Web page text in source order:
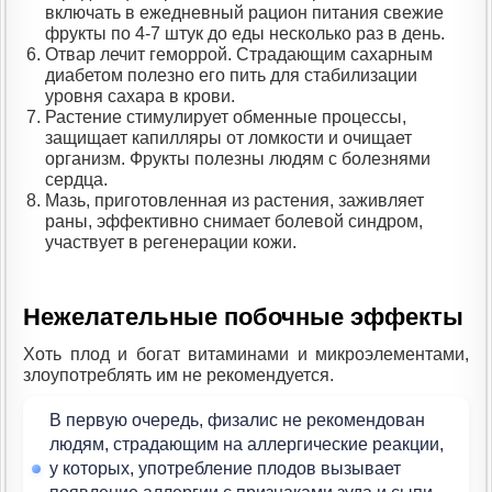
включать в ежедневный рацион питания свежие
фрукты по 4-7 штук до еды несколько раз в день.
Отвар лечит геморрой. Страдающим сахарным
диабетом полезно его пить для стабилизации
уровня сахара в крови.
Растение стимулирует обменные процессы,
защищает капилляры от ломкости и очищает
организм. Фрукты полезны людям с болезнями
сердца.
Мазь, приготовленная из растения, заживляет
раны, эффективно снимает болевой синдром,
участвует в регенерации кожи.
Нежелательные побочные эффекты
Хоть плод и богат витаминами и микроэлементами,
злоупотреблять им не рекомендуется.
В первую очередь, физалис не рекомендован
людям, страдающим на аллергические реакции,
у которых, употребление плодов вызывает